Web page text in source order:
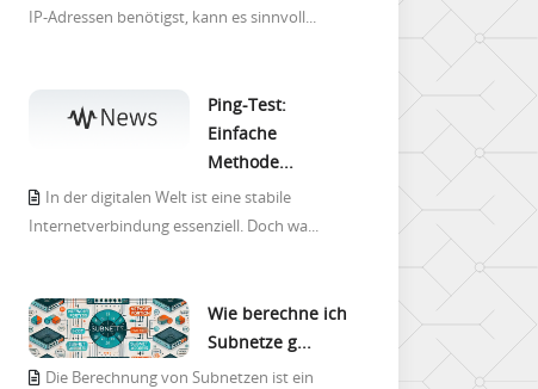
IP-Adressen benötigst, kann es sinnvoll...
Ping-Test:
Einfache
Methode...
In der digitalen Welt ist eine stabile
Internetverbindung essenziell. Doch wa...
Wie berechne ich
Subnetze g...
Die Berechnung von Subnetzen ist ein